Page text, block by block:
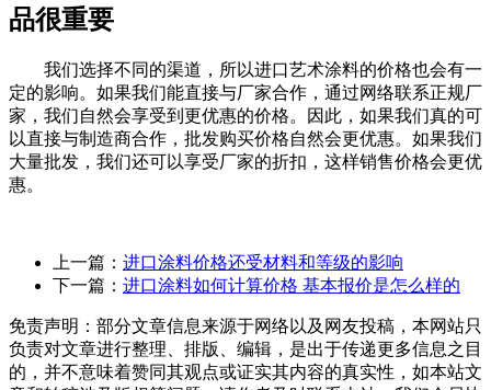
品很重要
我们选择不同的渠道，所以进口艺术涂料的价格也会有一
定的影响。如果我们能直接与厂家合作，通过网络联系正规厂
家，我们自然会享受到更优惠的价格。因此，如果我们真的可
以直接与制造商合作，批发购买价格自然会更优惠。如果我们
大量批发，我们还可以享受厂家的折扣，这样销售价格会更优
惠。
上一篇： 进口涂料价格还受材料和等级的影响
下一篇： 进口涂料如何计算价格 基本报价是怎么样的
免责声明：部分文章信息来源于网络以及网友投稿，本网站只
负责对文章进行整理、排版、编辑，是出于传递更多信息之目
的，并不意味着赞同其观点或证实其内容的真实性，如本站文